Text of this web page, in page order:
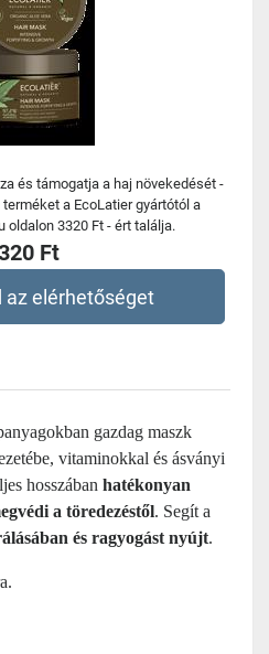
és támogatja a haj növekedését -
a EcoLatier gyártótól a
oldalon 3320 Ft - ért találja.
Ft
az elérhetőséget
gazdag maszk
vitaminokkal és ásványi
hosszában hatékonyan
a töredezéstől. Segít a
és ragyogást nyújt.